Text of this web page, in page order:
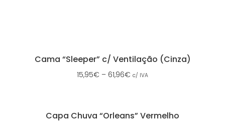
Cama “Sleeper” c/ Ventilação (Cinza)
15,95€ – 61,96€ c/ IVA
Capa Chuva “Orleans” Vermelho